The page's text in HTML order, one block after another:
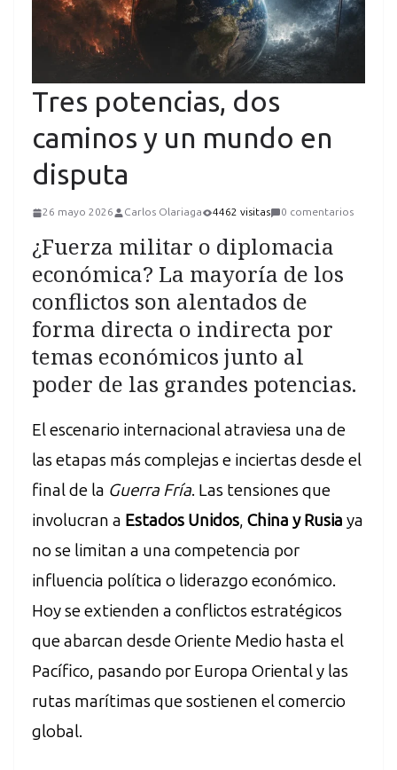
Tres potencias, dos
caminos y un mundo en
disputa
26 mayo 2026 Carlos Olariaga 4462 visitas 0 comentarios
¿Fuerza militar o diplomacia
económica? La mayoría de los
conflictos son alentados de
forma directa o indirecta por
temas económicos junto al
poder de las grandes potencias.
El escenario internacional atraviesa una de
las etapas más complejas e inciertas desde el
final de la Guerra Fría. Las tensiones que
involucran a Estados Unidos, China y Rusia ya
no se limitan a una competencia por
influencia política o liderazgo económico.
Hoy se extienden a conflictos estratégicos
que abarcan desde Oriente Medio hasta el
Pacífico, pasando por Europa Oriental y las
rutas marítimas que sostienen el comercio
global.